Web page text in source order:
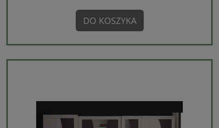
DO KOSZYKA